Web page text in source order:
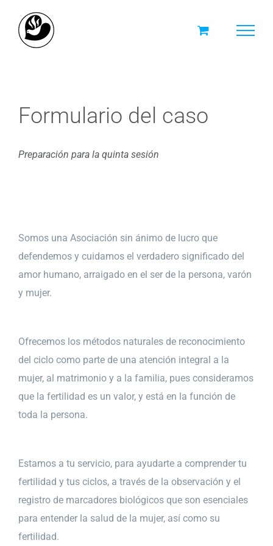
content
Formulario del caso
Preparación para la quinta sesión
Somos una Asociación sin ánimo de lucro que
defendemos y cuidamos el verdadero significado del
amor humano, arraigado en el ser de la persona, varón
y mujer.
Ofrecemos los métodos naturales de reconocimiento
del ciclo como parte de una atención integral a la
mujer, al matrimonio y a la familia, pues consideramos
que la fertilidad es un valor, y está en la función de
toda la persona.
Estamos a tu servicio, para ayudarte a comprender tu
fertilidad y tus ciclos, a través de la observación y el
registro de marcadores biológicos que son esenciales
para entender la salud de la mujer, así como su
fertilidad.